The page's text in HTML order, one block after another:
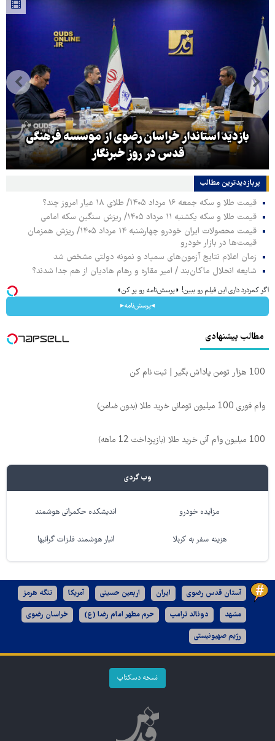
بازدید استاندار خراسان رضوی از موسسه فرهنگی
قدس در روز خبرنگار
پربازدیدترین‌ مطالب
قیمت طلا و سکه جمعه ۱۶ مرداد ۱۴۰۵/ طلای ۱۸ عیار امروز چند؟
قیمت طلا و سکه یکشنبه ۱۱ مرداد ۱۴۰۵/ ریزش سنگین سکه امامی
قیمت محصولات ایران خودرو چهارشنبه ۱۴ مرداد ۱۴۰۵/ ریزش همزمان
قیمت‌ها در بازار خودرو
زمان اعلام نتایج آزمون‌های سمپاد و نمونه دولتی مشخص شد
شایعه انحلال ماکان‌بند / امیر مقاره و رهام هادیان از هم جدا شدند؟
اگر کمردرد داری این فیلم رو ببین! ◗پرسش‌نامه رو پر کن◖
◂پرسش‌نامه▸
مطالب پیشنهادی
100 هزار تومن پاداش بگیر | ثبت نام کن
وام فوری 100 میلیون تومانی خرید طلا (بدون ضامن)
100 میلیون وام آنی خرید طلا (بازپرداخت 12 ماهه)
وب گردی
مزایده خودرو اندیشکده حکمرانی هوشمند
هزینه سفر به کربلا انبار هوشمند فلزات گرانبها
آستان قدس رضوی ایران اربعین حسینی آمریکا تنگه هرمز
مشهد دونالد ترامپ حرم مطهر امام رضا (ع) خراسان رضوی
رژیم صهیونیستی
نسخه دسکتاپ